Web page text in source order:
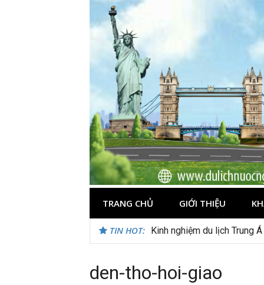
TRANG CHỦ GIỚI THIỆU
TIN HOT: Kinh nghiệm du lịch Trung
den-tho-hoi-giao